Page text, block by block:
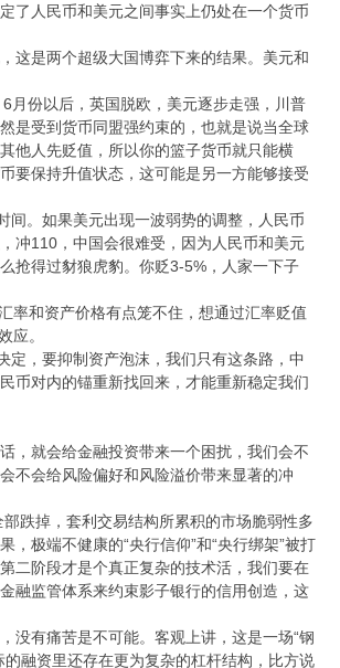
了人民币和美元之间事实上仍处在一个货币
这是两个超级大国博弈下来的结果。美元和
月份以后，英国脱欧，美元逐步走强，川普
是受到货币同盟强约束的，也就是说当全球
他人先贬值，所以你的篮子货币就只能横
要保持升值状态，这可能是另一方能够接受
间。如果美元出现一波弱势的调整，人民币
冲110，中国会很难受，因为人民币和美元
抢得过豺狼虎豹。你贬3-5%，人家一下子
率和资产价格有点笼不住，想通过汇率贬值
应。
定，要抑制资产泡沫，我们只有这条路，中
币对内的锚重新找回来，才能重新稳定我们
，就会给金融投资带来一个困扰，我们会不
不会给风险偏好和风险溢价带来显著的冲
跌掉，套利交易结构所累积的市场脆弱性多
极端不健康的“央行信仰”和“央行绑架”被打
二阶段才是个真正复杂的技术活，我们要在
融监管体系来约束影子银行的信用创造，这
没有痛苦是不可能。客观上讲，这是一场“钢
融资里还存在更为复杂的杠杆结构，比方说